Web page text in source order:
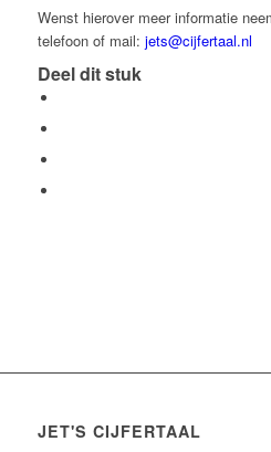
Wenst hierover meer informatie
telefoon of mail: jets@cijfertaal.nl
Deel dit stuk
JET'S CIJFERTAAL